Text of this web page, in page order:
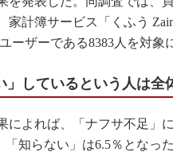
家計簿サービス「くふう
ーザーである8383人を対象
」しているという人は全
よれば、「ナフサ不足」
知らない」は6.5％となった